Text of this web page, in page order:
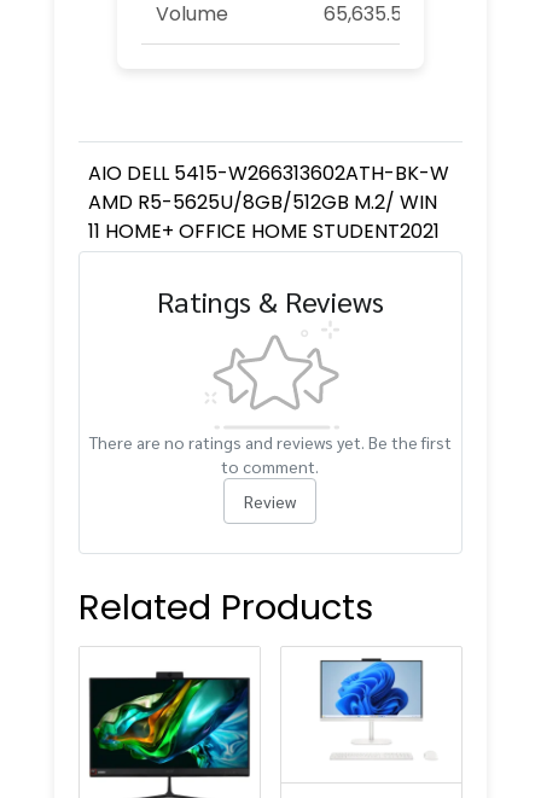
Volume 65,635.50 cm³
AIO DELL 5415-W266313602ATH-BK-W
AMD R5-5625U/8GB/512GB M.2/ WIN
11 HOME+ OFFICE HOME STUDENT2021
Ratings & Reviews
There are no ratings and reviews yet. Be the first
to comment.
Review
Related Products